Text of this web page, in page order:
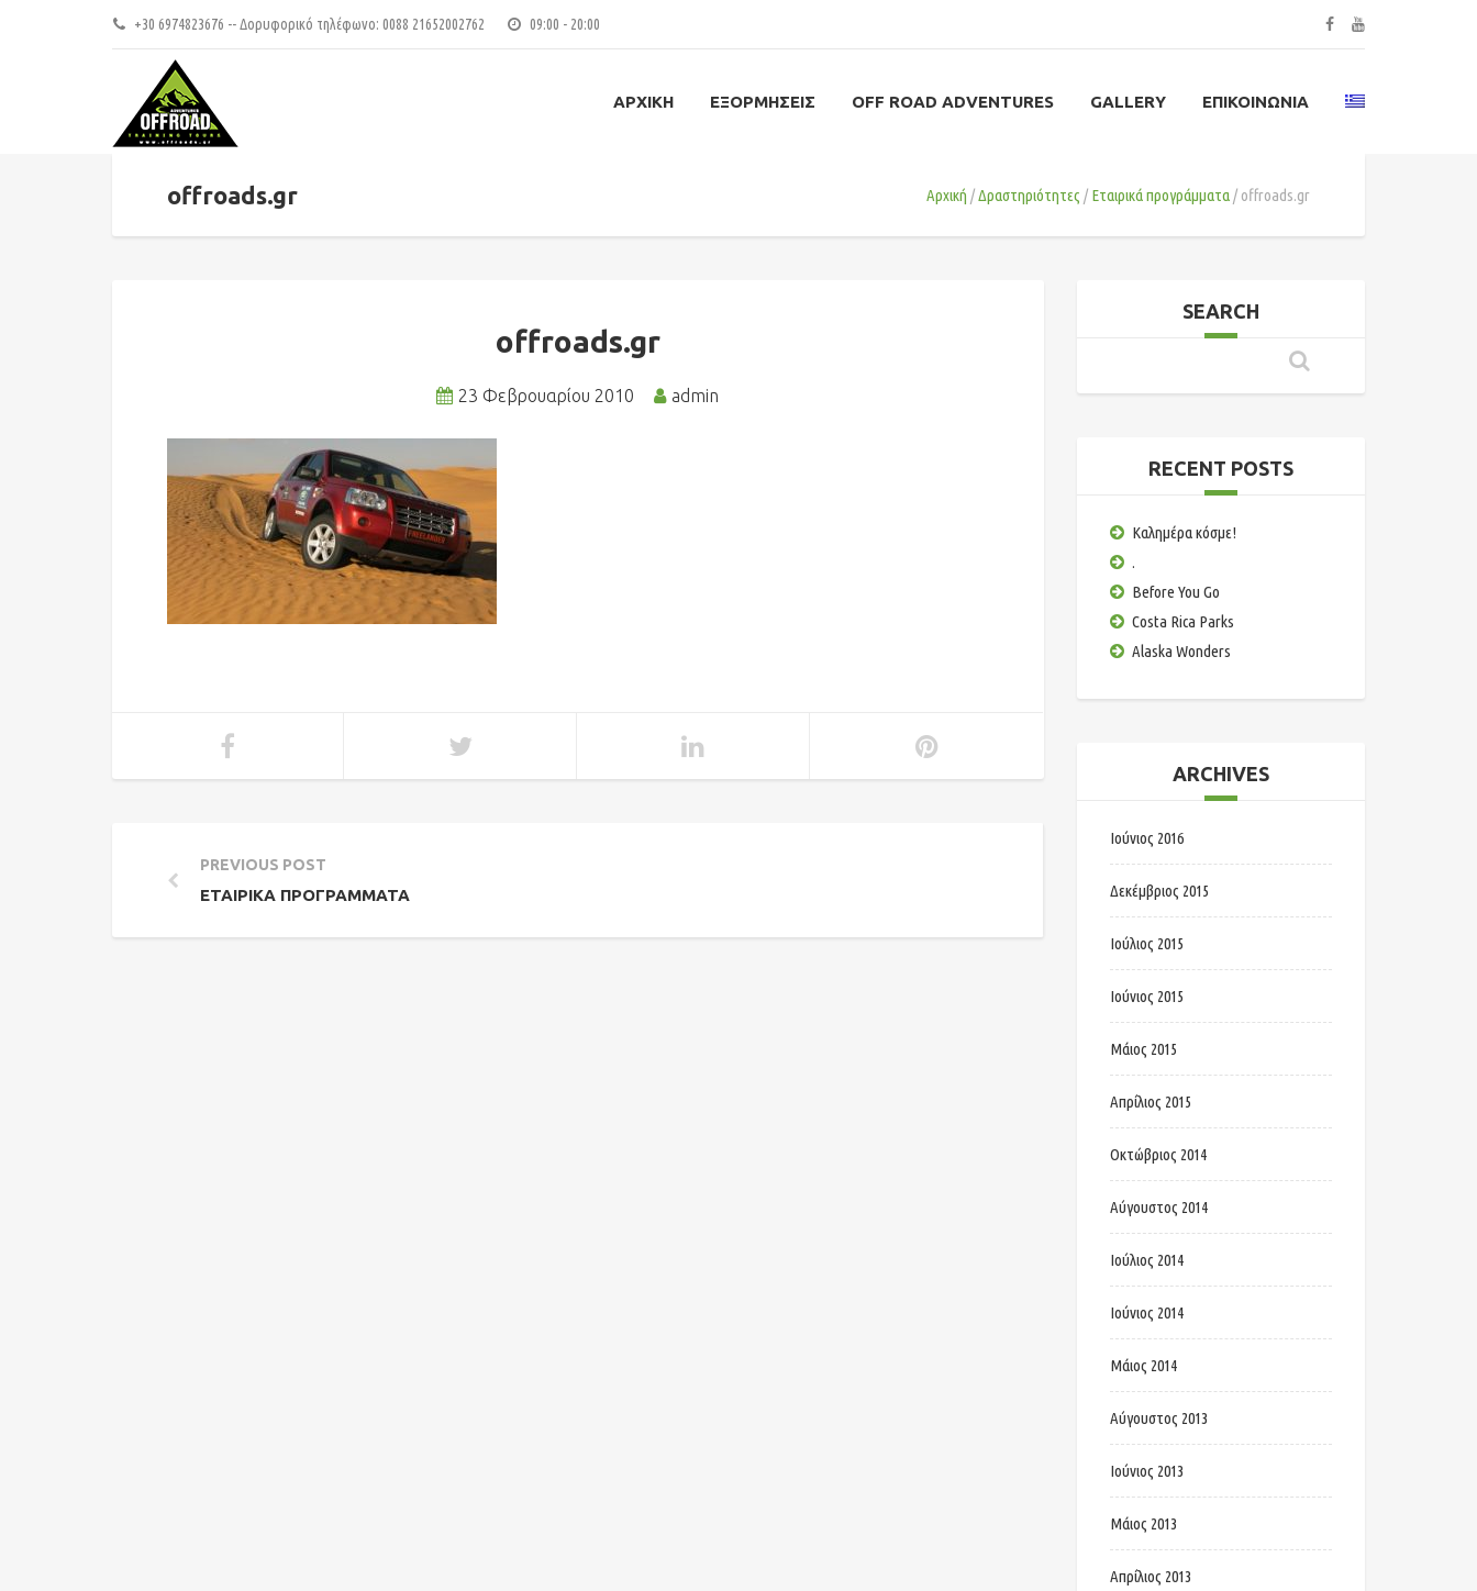
+30 6974823676 -- Δορυφορικό τηλέφωνο: 0088 21652002762 09:00 - 20:00
ΑΡΧΙΚΉ ΕΞΟΡΜΉΣΕΙΣ OFF ROAD ADVENTURES GALLERY ΕΠΙΚΟΙΝΩΝΊΑ
offroads.gr Αρχική Δραστηριότητες Εταιρικά προγράμματα offroads.gr
offroads.gr
23 Φεβρουαρίου 2010 admin
PREVIOUS POST
ΕΤΑΙΡΙΚΆ ΠΡΟΓΡΆΜΜΑΤΑ
SEARCH
RECENT POSTS
Καλημέρα κόσμε!
.
Before You Go
Costa Rica Parks
Alaska Wonders
ARCHIVES
Ιούνιος 2016
Δεκέμβριος 2015
Ιούλιος 2015
Ιούνιος 2015
Μάιος 2015
Απρίλιος 2015
Οκτώβριος 2014
Αύγουστος 2014
Ιούλιος 2014
Ιούνιος 2014
Μάιος 2014
Αύγουστος 2013
Ιούνιος 2013
Μάιος 2013
Απρίλιος 2013